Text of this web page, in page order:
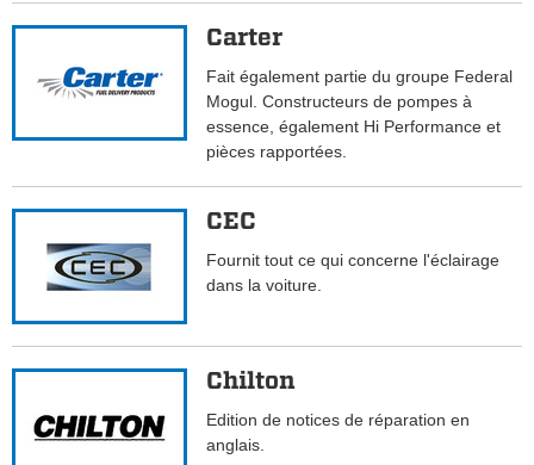
Carter
Fait également partie du groupe Federal
Mogul. Constructeurs de pompes à
essence, également Hi Performance et
pièces rapportées.
CEC
Fournit tout ce qui concerne l'éclairage
dans la voiture.
Chilton
Edition de notices de réparation en
anglais.